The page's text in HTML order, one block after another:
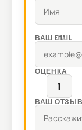
ВАШ EMAIL
ОЦЕНКА
1
ВАШ ОТЗЫВ